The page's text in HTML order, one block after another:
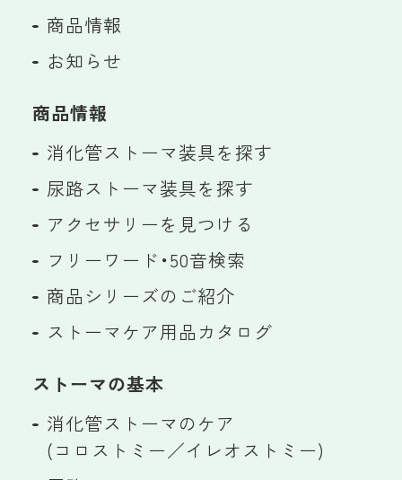
商品情報
お知らせ
商品情報
消化管ストーマ装具を探す
尿路ストーマ装具を探す
アクセサリーを見つける
フリーワード・50音検索
商品シリーズのご紹介
ストーマケア用品カタログ
ストーマの基本
消化管ストーマのケア
(コロストミー／イレオストミー)